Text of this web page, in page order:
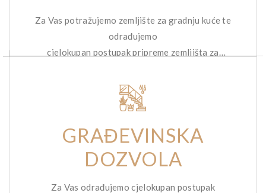
Za Vas potražujemo zemljište za gradnju kuće te
odrađujemo
cjelokupan postupak pripreme zemljišta za
GRAĐEVINSKA
DOZVOLA
Za Vas odrađujemo cjelokupan postupak